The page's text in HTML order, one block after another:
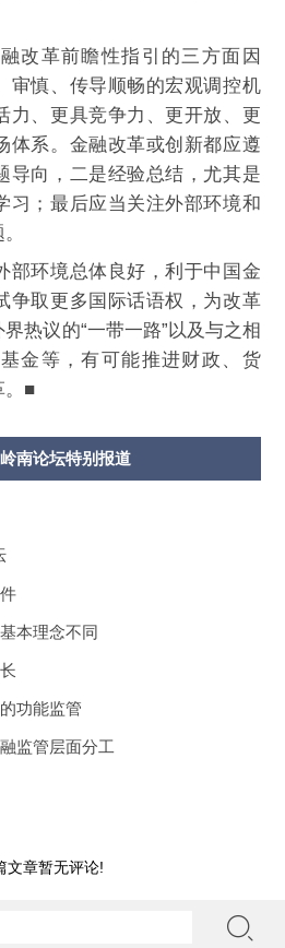
革前瞻性指引的三方面因
审慎、传导顺畅的宏观调控机
力、更具竞争力、更开放、更
体系。金融改革或创新都应遵
导向，二是经验总结，尤其是
习；最后应当关注外部环境和
环境总体良好，利于中国金
争取更多国际话语权，为改革
热议的“一带一路”以及与之相
金等，有可能推进财政、货
。■
南论坛特别报道
本理念不同
功能监管
监管层面分工
文章暂无评论!